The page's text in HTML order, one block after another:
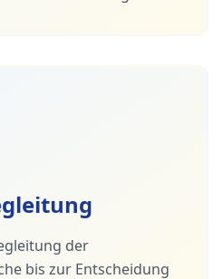
der
bis zur Entscheidung